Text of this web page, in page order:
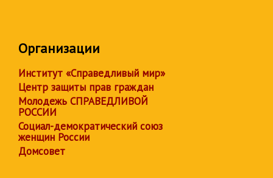
Организации
Институт «Справедливый мир»
Центр защиты прав граждан
Молодежь СПРАВЕДЛИВОЙ
РОССИИ
Социал-демократический союз
женщин России
Домсовет